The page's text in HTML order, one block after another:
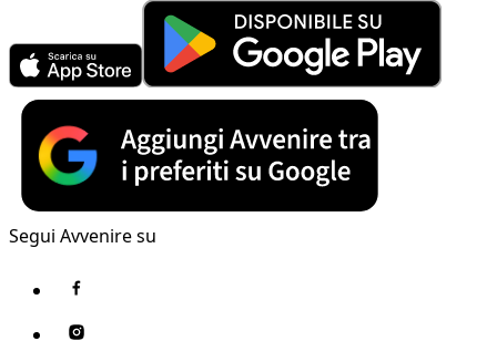
Segui Avvenire su